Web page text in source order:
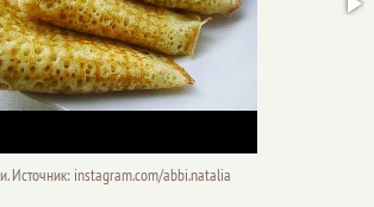
Источник: instagram.com/abbi.natalia